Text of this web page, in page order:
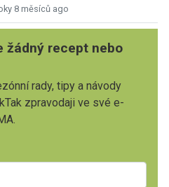
8 měsíců ago
žádný recept nebo
rady, tipy a návody
zpravodaji ve své e-